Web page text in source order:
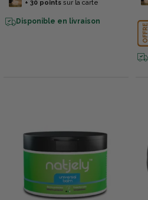
+ 30pointssur la carte
Disponible en livraison
OFFRE